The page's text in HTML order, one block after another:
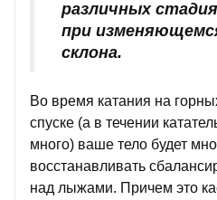
различных
при
склона.
Во время катания на
спуске (а в течении
много) ваше тело будет
восстанавливать
над лыжами. Причем это